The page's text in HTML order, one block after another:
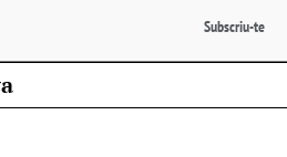
Subscriu-te